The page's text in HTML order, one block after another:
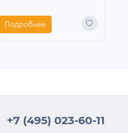
Подробнее
+7 (495) 023-60-11